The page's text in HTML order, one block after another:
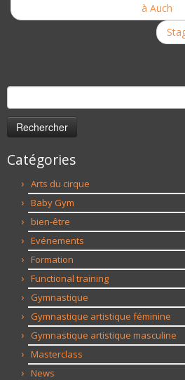
à Auch
Rechercher :
Catégories
Arts du cirque
Baby Gym
bien-être
Evénements
Formation
Functional training
Gymnastique
Gymnastique artistique féminine
Gymnastique artistique masculine
Masterclass
News